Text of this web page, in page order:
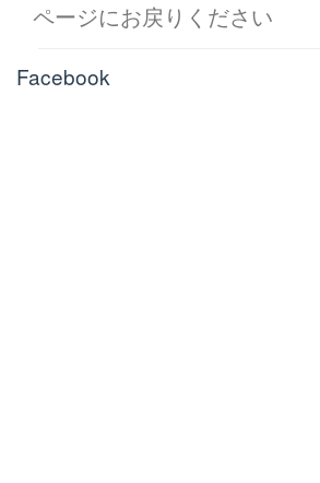
ページにお戻りください
Facebook